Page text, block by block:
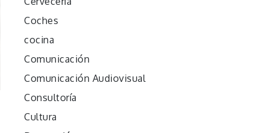
Coches
cocina
Comunicación
Comunicación Audiovisual
Consultoría
Cultura